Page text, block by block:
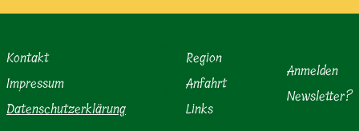
Kontakt
Impressum
Datenschutzerklärung
Region
Anfahrt
Links
Anmelden
Newsletter?
Im Mörzer Backes gibts Kekse und Kuchen, auf der Mörzer
Webseite Cookies. Ihr wisst schon ... DSGVO und so!
Ok, ich weiss genug!
Ablehnen
Ich will mehr wissen!